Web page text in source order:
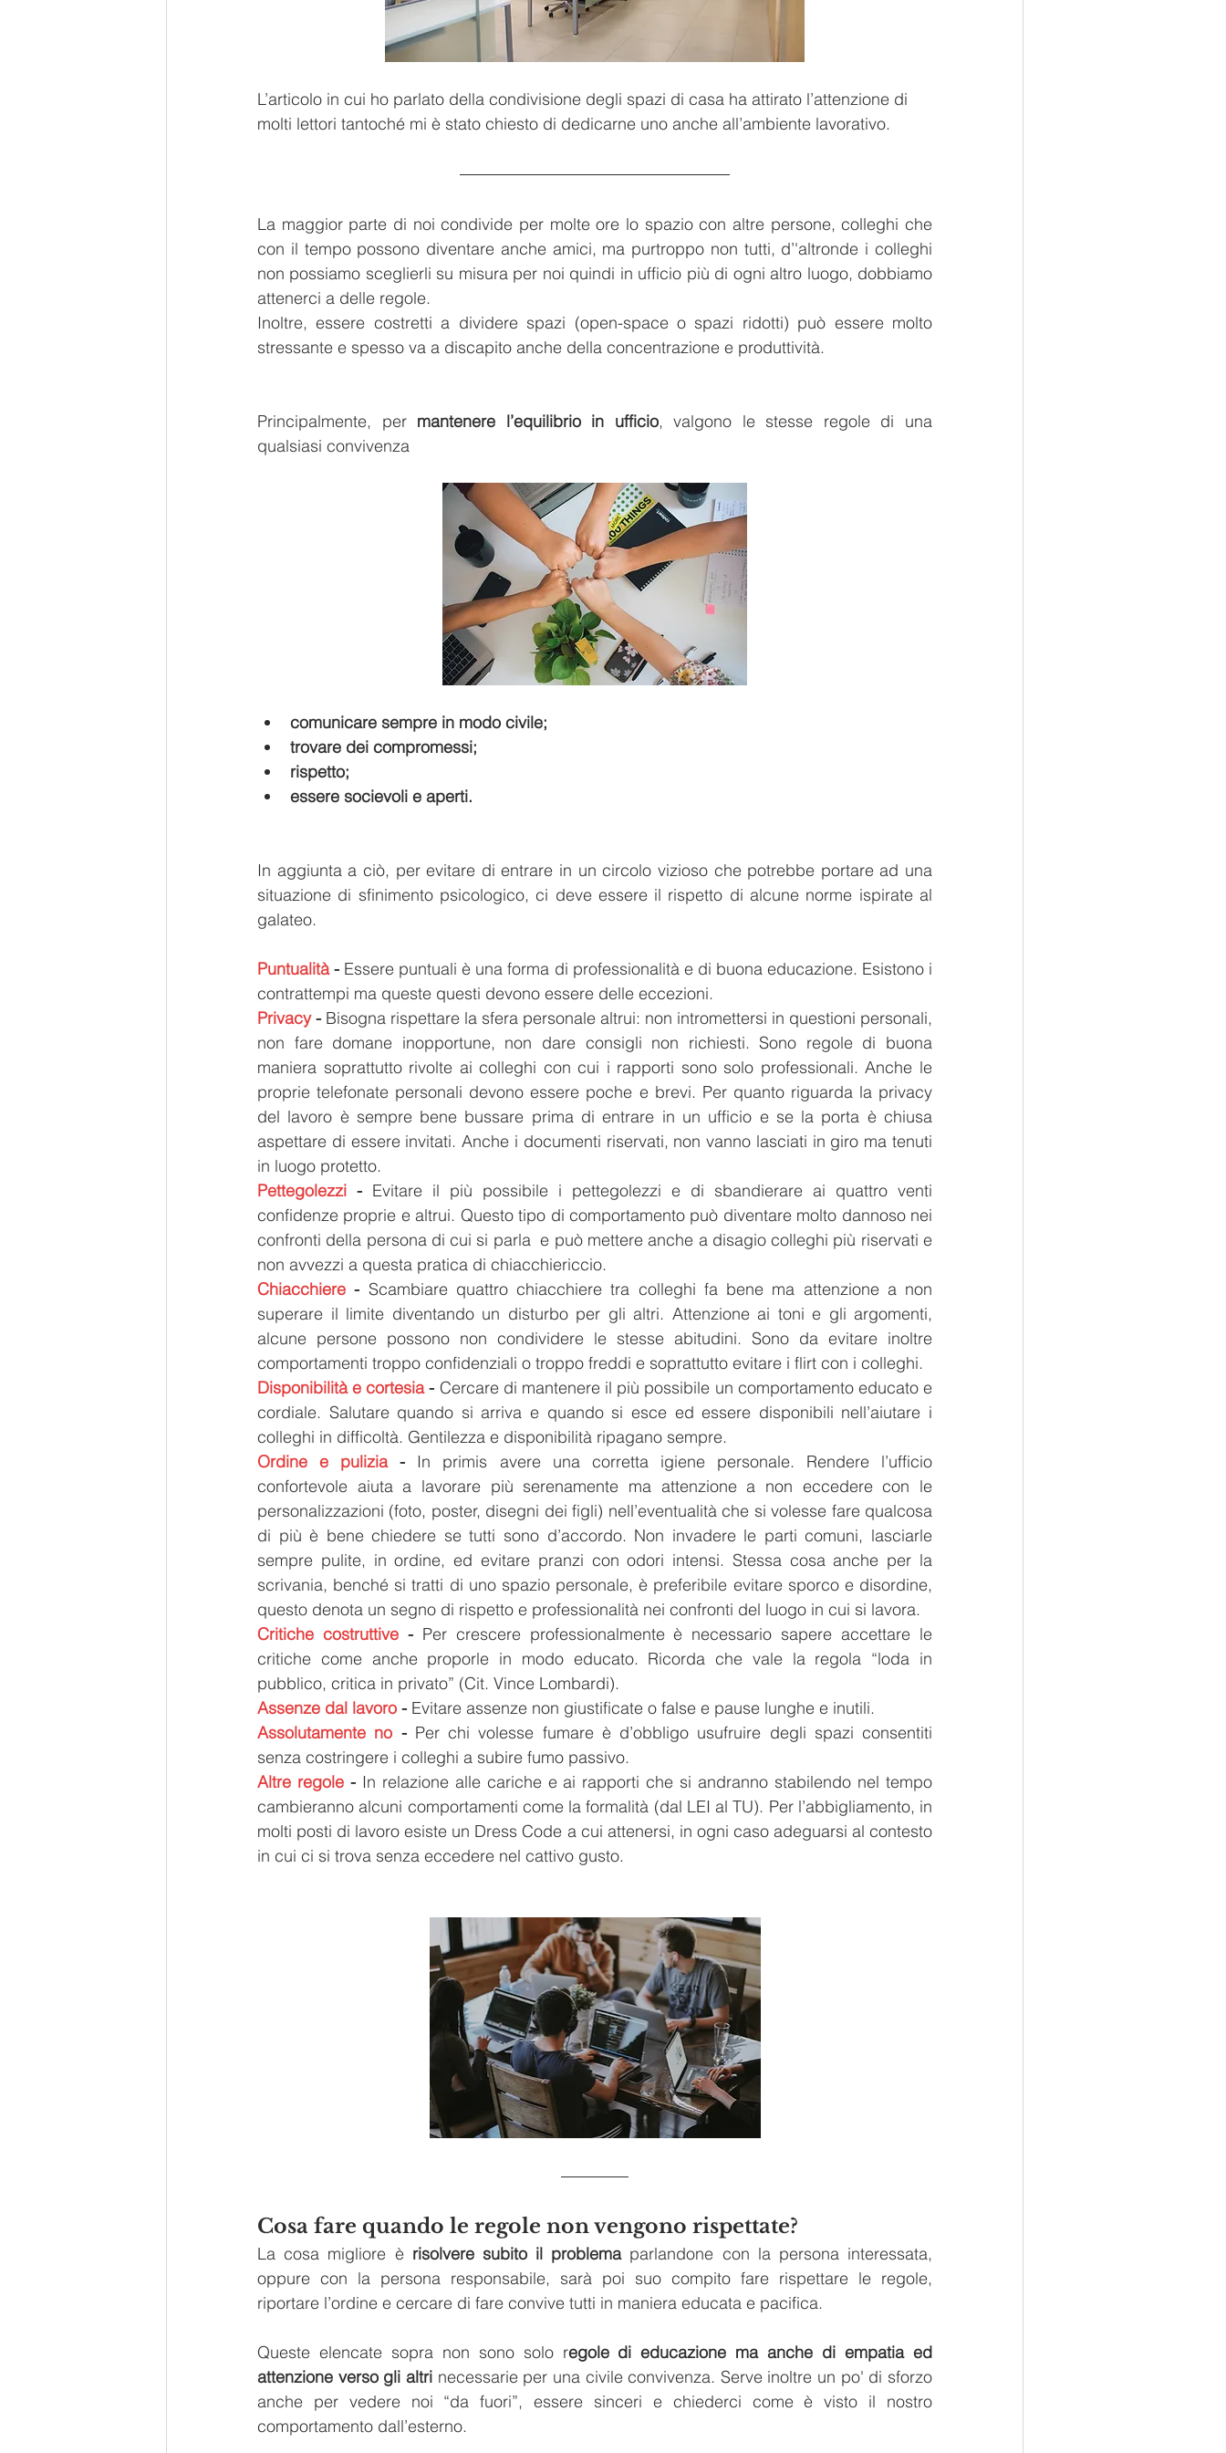
L’articolo in cui ho parlato della condivisione degli spazi di casa ha attirato l’attenzione di
molti lettori tantoché mi è stato chiesto di dedicarne uno anche all’ambiente lavorativo.
La maggior parte di noi condivide per molte ore lo spazio con altre persone, colleghi che
con il tempo possono diventare anche amici, ma purtroppo non tutti, d’'altronde i colleghi
non possiamo sceglierli su misura per noi quindi in ufficio più di ogni altro luogo, dobbiamo
attenerci a delle regole.
Inoltre, essere costretti a dividere spazi (open-space o spazi ridotti) può essere molto
stressante e spesso va a discapito anche della concentrazione e produttività.
Principalmente, per mantenere l’equilibrio in ufficio, valgono le stesse regole di una
qualsiasi convivenza
comunicare sempre in modo civile;
trovare dei compromessi;
rispetto;
essere socievoli e aperti.
In aggiunta a ciò, per evitare di entrare in un circolo vizioso che potrebbe portare ad una
situazione di sfinimento psicologico, ci deve essere il rispetto di alcune norme ispirate al
galateo.
Puntualità - Essere puntuali è una forma di professionalità e di buona educazione. Esistono i
contrattempi ma queste questi devono essere delle eccezioni.
Privacy - Bisogna rispettare la sfera personale altrui: non intromettersi in questioni personali,
non fare domane inopportune, non dare consigli non richiesti. Sono regole di buona
maniera soprattutto rivolte ai colleghi con cui i rapporti sono solo professionali. Anche le
proprie telefonate personali devono essere poche e brevi. Per quanto riguarda la privacy
del lavoro è sempre bene bussare prima di entrare in un ufficio e se la porta è chiusa
aspettare di essere invitati. Anche i documenti riservati, non vanno lasciati in giro ma tenuti
in luogo protetto.
Pettegolezzi - Evitare il più possibile i pettegolezzi e di sbandierare ai quattro venti
confidenze proprie e altrui. Questo tipo di comportamento può diventare molto dannoso nei
confronti della persona di cui si parla  e può mettere anche a disagio colleghi più riservati e
non avvezzi a questa pratica di chiacchiericcio.
Chiacchiere - Scambiare quattro chiacchiere tra colleghi fa bene ma attenzione a non
superare il limite diventando un disturbo per gli altri. Attenzione ai toni e gli argomenti,
alcune persone possono non condividere le stesse abitudini. Sono da evitare inoltre
comportamenti troppo confidenziali o troppo freddi e soprattutto evitare i flirt con i colleghi.
Disponibilità e cortesia - Cercare di mantenere il più possibile un comportamento educato e
cordiale. Salutare quando si arriva e quando si esce ed essere disponibili nell’aiutare i
colleghi in difficoltà. Gentilezza e disponibilità ripagano sempre.
Ordine e pulizia - In primis avere una corretta igiene personale. Rendere l’ufficio
confortevole aiuta a lavorare più serenamente ma attenzione a non eccedere con le
personalizzazioni (foto, poster, disegni dei figli) nell’eventualità che si volesse fare qualcosa
di più è bene chiedere se tutti sono d’accordo. Non invadere le parti comuni, lasciarle
sempre pulite, in ordine, ed evitare pranzi con odori intensi. Stessa cosa anche per la
scrivania, benché si tratti di uno spazio personale, è preferibile evitare sporco e disordine,
questo denota un segno di rispetto e professionalità nei confronti del luogo in cui si lavora.
Critiche costruttive - Per crescere professionalmente è necessario sapere accettare le
critiche come anche proporle in modo educato. Ricorda che vale la regola “loda in
pubblico, critica in privato” (Cit. Vince Lombardi).
Assenze dal lavoro - Evitare assenze non giustificate o false e pause lunghe e inutili.
Assolutamente no - Per chi volesse fumare è d’obbligo usufruire degli spazi consentiti
senza costringere i colleghi a subire fumo passivo.
Altre regole - In relazione alle cariche e ai rapporti che si andranno stabilendo nel tempo
cambieranno alcuni comportamenti come la formalità (dal LEI al TU). Per l’abbigliamento, in
molti posti di lavoro esiste un Dress Code a cui attenersi, in ogni caso adeguarsi al contesto
in cui ci si trova senza eccedere nel cattivo gusto.
Cosa fare quando le regole non vengono rispettate?
La cosa migliore è risolvere subito il problema parlandone con la persona interessata,
oppure con la persona responsabile, sarà poi suo compito fare rispettare le regole,
riportare l’ordine e cercare di fare convive tutti in maniera educata e pacifica.
Queste elencate sopra non sono solo regole di educazione ma anche di empatia ed
attenzione verso gli altri necessarie per una civile convivenza. Serve inoltre un po' di sforzo
anche per vedere noi “da fuori”, essere sinceri e chiederci come è visto il nostro
comportamento dall’esterno.